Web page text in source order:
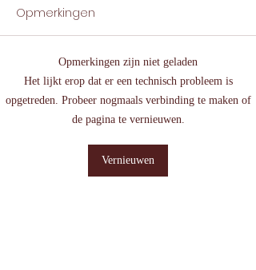
Dromen onthouden:
hoe doe je dat?
Opmerkingen
Opmerkingen zijn niet geladen
Het lijkt erop dat er een technisch probleem is
opgetreden. Probeer nogmaals verbinding te maken of
de pagina te vernieuwen.
Vernieuwen